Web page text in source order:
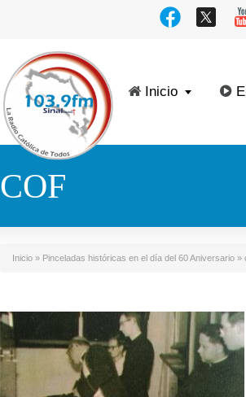
Inicio
COF
Inicio » Pinceladas históricas en el día del 60 Aniversario »